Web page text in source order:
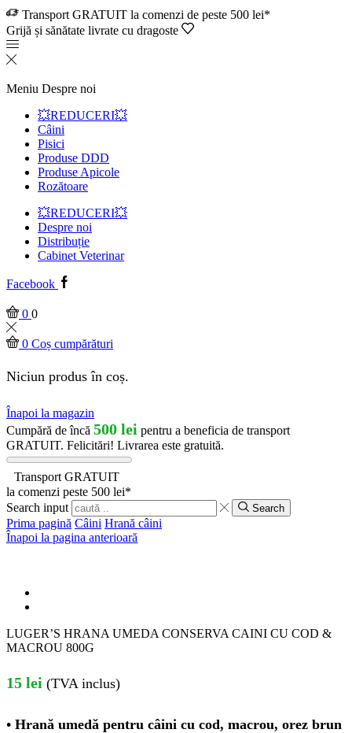
Transport GRATUIT la comenzi de peste 500 lei*
Grijă și sănătate livrate cu dragoste
Meniu Despre noi
💥REDUCERI💥
Câini
Pisici
Produse DDD
Produse Apicole
Rozătoare
💥REDUCERI💥
Despre noi
Distribuție
Cabinet Veterinar
Facebook
0 0
0 Coș cumpărături
Niciun produs în coș.
Înapoi la magazin
Cumpără de încă 500 lei pentru a beneficia de transport
GRATUIT. Felicitări! Livrarea este gratuită.
Transport GRATUIT
la comenzi peste 500 lei*
Search input
Search
Prima pagină Câini Hrană câini
Înapoi la pagina anterioară
LUGER’S HRANA UMEDA CONSERVA CAINI CU COD &
MACROU 800G
15 lei (TVA inclus)
• Hrană umedă pentru câini cu cod, macrou, orez brun